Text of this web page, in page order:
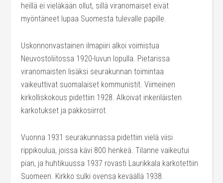
heillä ei vieläkään ollut, sillä viranomaiset eivät
myöntäneet lupaa Suomesta tulevalle papille.
Uskonnonvastainen ilmapiiri alkoi voimistua
Neuvostoliitossa 1920-luvun lopulla. Pietarissa
viranomaisten lisäksi seurakunnan toimintaa
vaikeuttivat suomalaiset kommunistit. Viimeinen
kirkolliskokous pidettiin 1928. Alkoivat inkeriläisten
karkotukset ja pakkosiirrot.
Vuonna 1931 seurakunnassa pidettiin vielä viisi
rippikoulua, joissa kävi 800 henkeä. Tilanne vaikeutui
pian, ja huhtikuussa 1937 rovasti Laurikkala karkotettiin
Suomeen. Kirkko sulki ovensa keväällä 1938.